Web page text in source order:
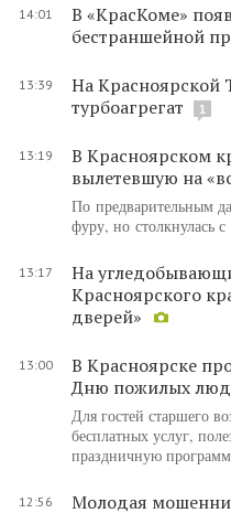
14:01
В «КрасКоме»
бестраншейной
13:39
На Красноярской
турбоагрегат
1
13:19
В Красноярском
вылетевшую на
По предварительным
фуру, но столкнулась
13:17
На
Красноярского
дверей»
13:00
В Красноярске
Дню пожилых
Для гостей старшего
бесплатных услуг,
праздничную
12:56
Молодая